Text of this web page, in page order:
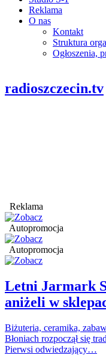
Reklama
O nas
Kontakt
Struktura
Ogłoszenia,
radioszczecin.tv
Reklama
Autopromocja
Autopromocja
Letni Jarmark
aniżeli w
Biżuteria, ceramika,
Błoniach rozpoczął się
Pierwsi odwiedzający…